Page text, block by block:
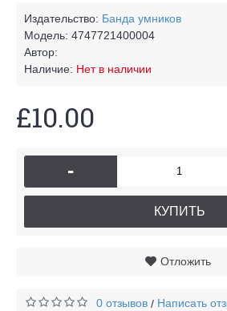
Издательство: Банда умников
Модель: 4747721400004
Автор:
Наличие: Нет в наличии
£10.00
-
КУПИТЬ
Отложить
0 отзывов / Написать